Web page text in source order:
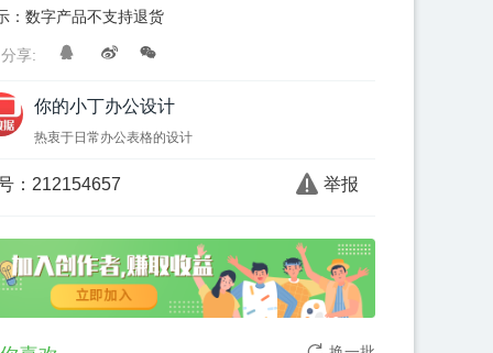
：数字产品不支持退货
分享:
你的小丁办公设计
热衷于日常办公表格的设计
： 212154657 举报